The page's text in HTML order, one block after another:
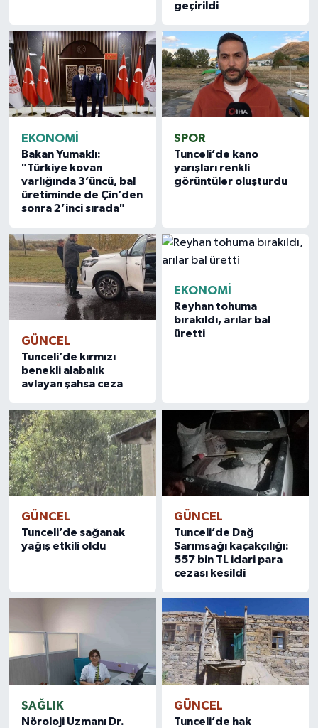
geçirildi
EKONOMİ
Bakan Yumaklı:
"Türkiye kovan
varlığında 3’üncü, bal
üretiminde de Çin’den
sonra 2’inci sırada"
SPOR
Tunceli’de kano
yarışları renkli
görüntüler oluşturdu
GÜNCEL
Tunceli’de kırmızı
benekli alabalık
avlayan şahsa ceza
EKONOMİ
Reyhan tohuma
bırakıldı, arılar bal
üretti
GÜNCEL
Tunceli’de sağanak
yağış etkili oldu
GÜNCEL
Tunceli’de Dağ
Sarımsağı kaçakçılığı:
557 bin TL idari para
cezası kesildi
SAĞLIK
Nöroloji Uzmanı Dr.
GÜNCEL
Tunceli’de hak